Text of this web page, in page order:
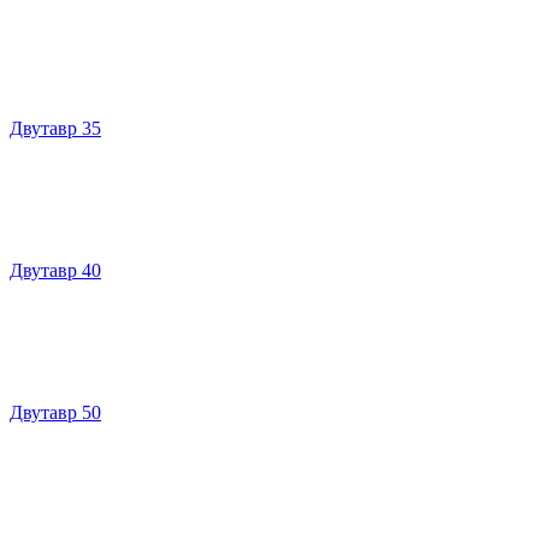
Двутавр 35
Двутавр 40
Двутавр 50